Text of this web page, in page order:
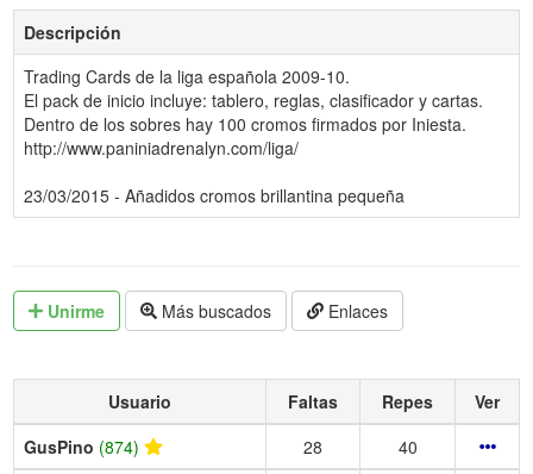
Descripción
Trading Cards de la liga española 2009-10.
El pack de inicio incluye: tablero, reglas, clasificador y cartas.
Dentro de los sobres hay 100 cromos firmados por Iniesta.
http://www.paniniadrenalyn.com/liga/
23/03/2015 - Añadidos cromos brillantina pequeña
Unirme Más buscados Enlaces
Usuario Faltas Repes
Ver
GusPino (874) 28
40